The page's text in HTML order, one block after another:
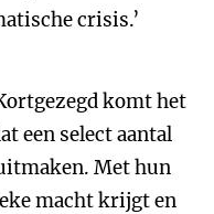
crisis.’
komt het
een select aantal
Met hun
macht krijgt en